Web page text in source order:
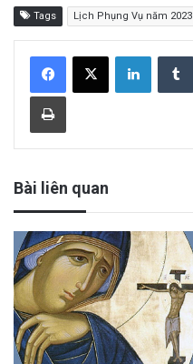
Tags Lịch Phụng Vụ năm 2023
Bài liên quan